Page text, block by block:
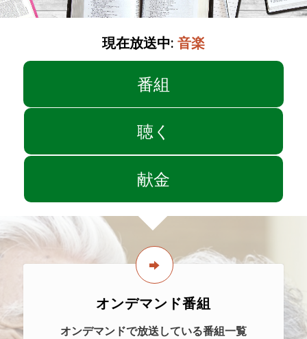
現在放送中: 音楽
番組
聴く
献金
オンデマンド番組
オンデマンドで放送している番組一覧